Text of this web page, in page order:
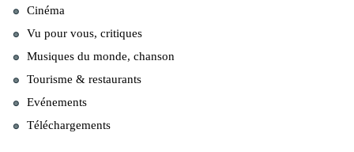
Cinéma
Vu pour vous, critiques
Musiques du monde, chanson
Tourisme & restaurants
Evénements
Téléchargements